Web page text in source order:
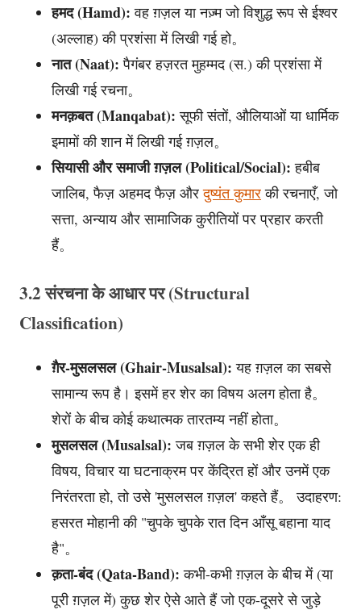
हमद (Hamd): वह ग़ज़ल या नज़्म जो विशुद्ध रूप से ईश्वर
(अल्लाह) की प्रशंसा में लिखी गई हो。
नात (Naat): पैगंबर हज़रत मुहम्मद (स.) की प्रशंसा में
लिखी गई रचना。
मनक़बत (Manqabat): सूफी संतों, औलियाओं या धार्मिक
इमामों की शान में लिखी गई ग़ज़ल。
सियासी और समाजी ग़ज़ल (Political/Social): हबीब
जालिब, फैज़ अहमद फैज़ औरदुष्यंत कुमारकी रचनाएँ, जो
सत्ता, अन्याय और सामाजिक कुरीतियों पर प्रहार करती
हैं。
3.2 संरचना के आधार पर (Structural
Classification)
ग़ैर-मुसलसल (Ghair-Musalsal): यह ग़ज़ल का सबसे
सामान्य रूप है। इसमें हर शेर का विषय अलग होता है。
शेरों के बीच कोई कथात्मक तारतम्य नहीं होता。
मुसलसल (Musalsal): जब ग़ज़ल के सभी शेर एक ही
विषय, विचार या घटनाक्रम पर केंद्रित हों और उनमें एक
निरंतरता हो, तो उसे 'मुसलसल ग़ज़ल' कहते हैं。 उदाहरण:
हसरत मोहानी की "चुपके चुपके रात दिन आँसू बहाना याद
है"。
क़ता-बंद (Qata-Band): कभी-कभी ग़ज़ल के बीच में (या
पूरी ग़ज़ल में) कुछ शेर ऐसे आते हैं जो एक-दूसरे से जुड़े